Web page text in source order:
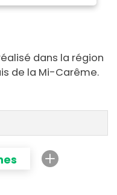
dans la région
de la Mi-Carême.